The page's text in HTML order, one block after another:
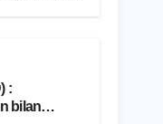
:
bilan